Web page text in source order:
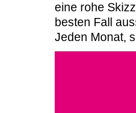
eine rohe
besten Fall
Jeden Monat,